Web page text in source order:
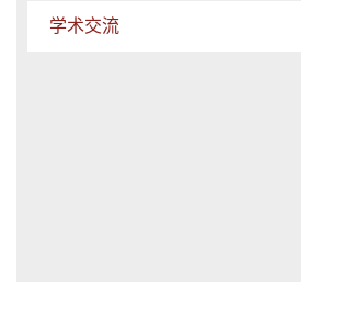
学术交流